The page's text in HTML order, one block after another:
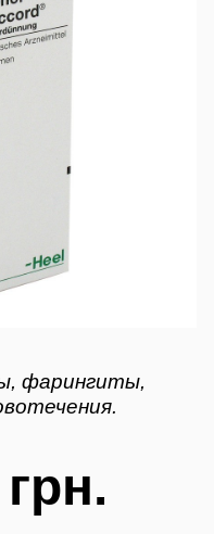
фарингиты,